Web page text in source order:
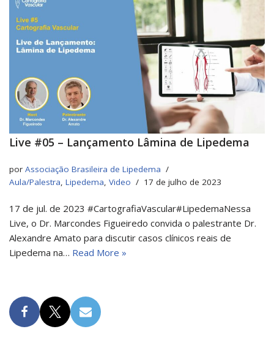
Live #05 – Lançamento Lâmina de Lipedema
por Associação Brasileira de Lipedema
Aula/Palestra, Lipedema, Video 17 de julho de 2023
17 de jul. de 2023 #CartografiaVascular#LipedemaNessa
Live, o Dr. Marcondes Figueiredo convida o palestrante Dr.
Alexandre Amato para discutir casos clínicos reais de
Lipedema na… Read More »